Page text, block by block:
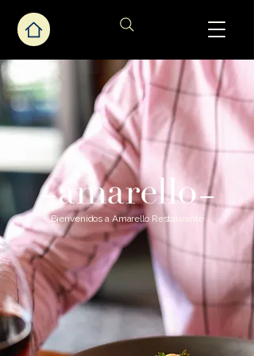
© Copyright 2026 Amarello I
Bienvenidos a Amarello Restaurante